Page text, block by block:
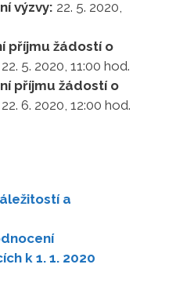
výzvy: 22. 5. 2020,
příjmu žádostí o
22. 5. 2020, 11:00 hod.
příjmu žádostí o
22. 6. 2020, 12:00 hod.
a
k 1. 1. 2020